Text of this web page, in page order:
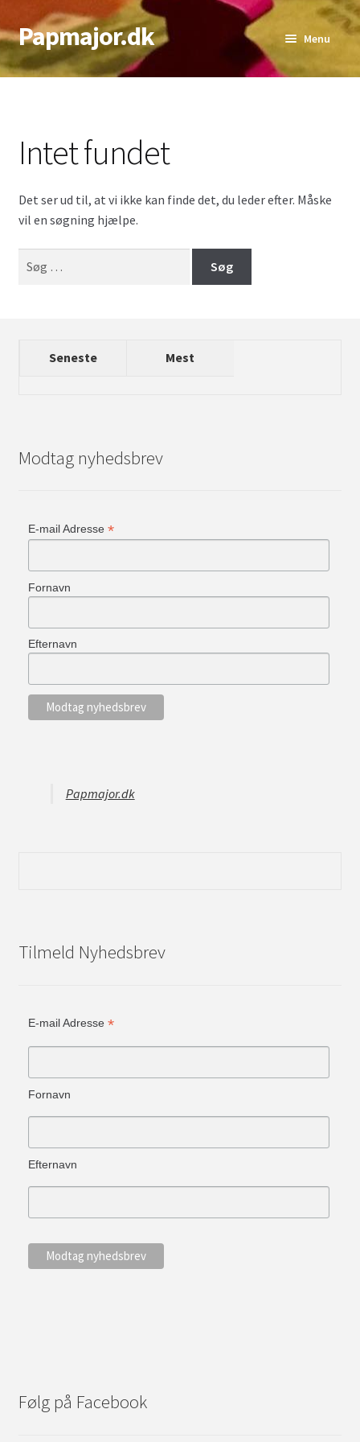
Spring
til
navigation
Spring
til
indhold
Papmajor.dk Menu
Alder
Udfold
Sværhedsgrad
Antal Spillere
Udfold
Bedste Antal
Intet fundet
Det ser ud til, at vi ikke kan finde det, du leder efter. Måske
vil en søgning hjælpe.
efter:
Seneste Mest
Modtag nyhedsbrev
E-mail Adresse *
Fornavn
Efternavn
Papmajor.dk
Tilmeld Nyhedsbrev
E-mail Adresse *
Fornavn
Efternavn
Følg på Facebook